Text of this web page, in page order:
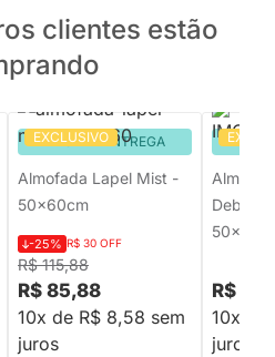
clientes estão
EXCLUSIVO
PRONTA ENTREGA
Almofada Lapel Mist -
50x60cm
R$ 115,88
-25% R$ 30 OFF
R$ 85,88
10x de R$ 8,58 sem
juros
Debrun
R$
10x de
juros